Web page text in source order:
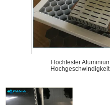
Hochfester